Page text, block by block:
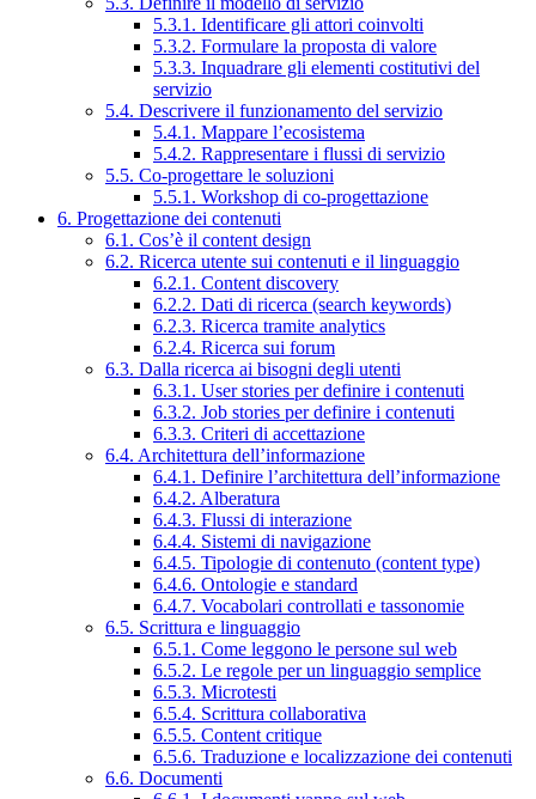
5.3.1. Identificare gli attori coinvolti
5.3.2. Formulare la proposta di valore
5.3.3. Inquadrare gli elementi costitutivi del
servizio
5.4. Descrivere il funzionamento del servizio
5.4.1. Mappare l’ecosistema
5.4.2. Rappresentare i flussi di servizio
5.5. Co-progettare le soluzioni
5.5.1. Workshop di co-progettazione
6. Progettazione dei contenuti
6.1. Cos’è il content design
6.2. Ricerca utente sui contenuti e il linguaggio
6.2.1. Content discovery
6.2.2. Dati di ricerca (search keywords)
6.2.3. Ricerca tramite analytics
6.2.4. Ricerca sui forum
6.3. Dalla ricerca ai bisogni degli utenti
6.3.1. User stories per definire i contenuti
6.3.2. Job stories per definire i contenuti
6.3.3. Criteri di accettazione
6.4. Architettura dell’informazione
6.4.1. Definire l’architettura dell’informazione
6.4.2. Alberatura
6.4.3. Flussi di interazione
6.4.4. Sistemi di navigazione
6.4.5. Tipologie di contenuto (content type)
6.4.6. Ontologie e standard
6.4.7. Vocabolari controllati e tassonomie
6.5. Scrittura e linguaggio
6.5.1. Come leggono le persone sul web
6.5.2. Le regole per un linguaggio semplice
6.5.3. Microtesti
6.5.4. Scrittura collaborativa
6.5.5. Content critique
6.5.6. Traduzione e localizzazione dei contenuti
6.6. Documenti